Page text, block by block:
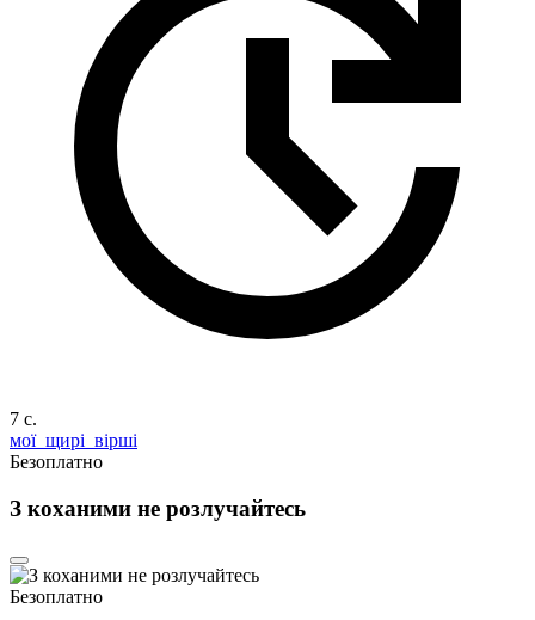
7 c.
мої_щирі_вірші
Безоплатно
З коханими не розлучайтесь
Безоплатно